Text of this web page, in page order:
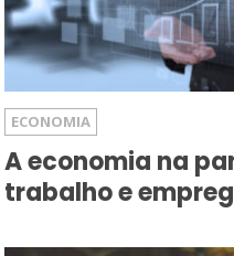
ECONOMIA
A economia na
trabalho e